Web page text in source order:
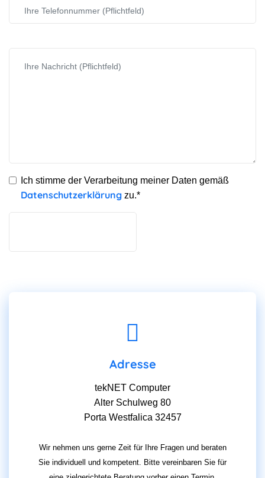
Ich stimme der Verarbeitung meiner Daten gemäß
Datenschutzerklärung zu.*
Adresse
tekNET Computer
Alter Schulweg 80
Porta Westfalica 32457
Wir nehmen uns gerne Zeit für Ihre Fragen und beraten
Sie individuell und kompetent. Bitte vereinbaren Sie für